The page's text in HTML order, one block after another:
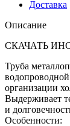
Доставка
Описание
СКАЧАТЬ
Труба
организации
Выдерживает
и
Особенности: